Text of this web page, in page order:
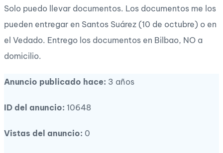
Solo puedo llevar documentos. Los documentos me los
pueden entregar en Santos Suárez (10 de octubre) o en
el Vedado. Entrego los documentos en Bilbao, NO a
domicilio.
Anuncio publicado hace: 3 años
ID del anuncio: 10648
Vistas del anuncio: 0